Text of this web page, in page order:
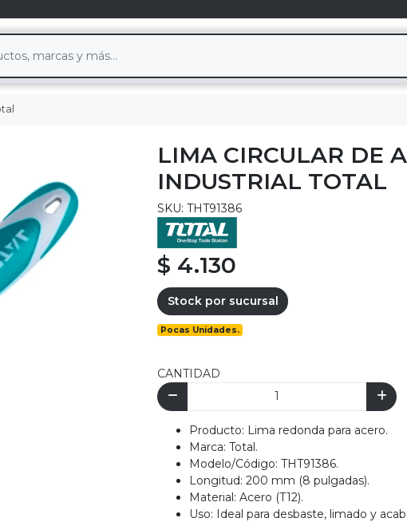
LIMA CIRCULAR DE
INDUSTRIAL TOTAL
SKU: THT91386
$ 4.130
Stock por sucursal
Pocas Unidades.
CANTIDAD
Producto: Lima redonda para acero.
Marca: Total.
Modelo/Código: THT91386.
Longitud: 200 mm (8 pulgadas).
Material: Acero (T12).
Uso: Ideal para desbaste, limado y